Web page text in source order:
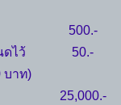
500.-
ดไว้
50.-
บาท)
25,000.-